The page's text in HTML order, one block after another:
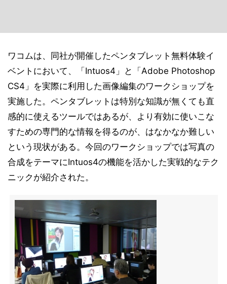
ワコムは、同社が開催したペンタブレット無料体験イ
ベントにおいて、「Intuos4」と「Adobe Photoshop
CS4」を実際に利用した画像編集のワークショップを
実施した。ペンタブレットは特別な知識が無くても直
感的に使えるツールではあるが、より有効に使いこな
すための専門的な情報を得るのが、はなかなか難しい
という現状がある。今回のワークショップでは写真の
合成をテーマにIntuos4の機能を活かした実戦的なテク
ニックが紹介された。